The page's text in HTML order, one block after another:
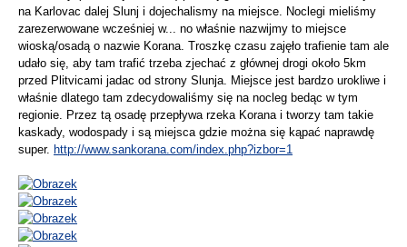
na Karlovac dalej Slunj i dojechalismy na miejsce. Noclegi mieliśmy
zarezerwowane wcześniej w... no właśnie nazwijmy to miejsce
wioską/osadą o nazwie Korana. Troszkę czasu zajęło trafienie tam ale
udało się, aby tam trafić trzeba zjechać z głównej drogi około 5km
przed Plitvicami jadac od strony Slunja. Miejsce jest bardzo urokliwe i
właśnie dlatego tam zdecydowaliśmy się na nocleg bedąc w tym
regionie. Przez tą osadę przepływa rzeka Korana i tworzy tam takie
kaskady, wodospady i są miejsca gdzie można się kąpać naprawdę
super. http://www.sankorana.com/index.php?izbor=1